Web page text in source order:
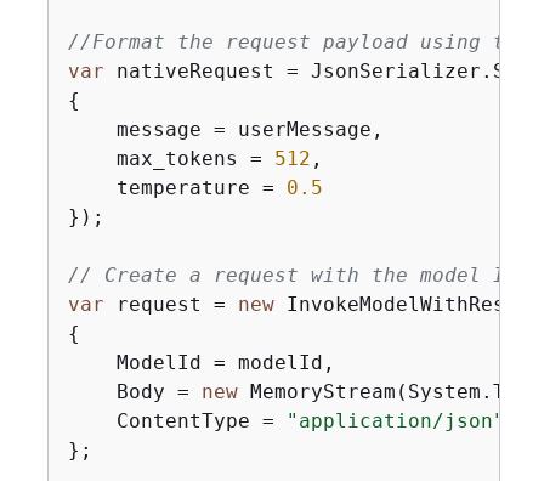
//Format the request payload using
var nativeRequest =
{
    message = userMessage,
    max_tokens =
512 ,
    temperature =
0.5
});
// Create a request with the model ID
var request = new
{
    ModelId = modelId,
    Body =
new
    ContentType =
"application/json"
};